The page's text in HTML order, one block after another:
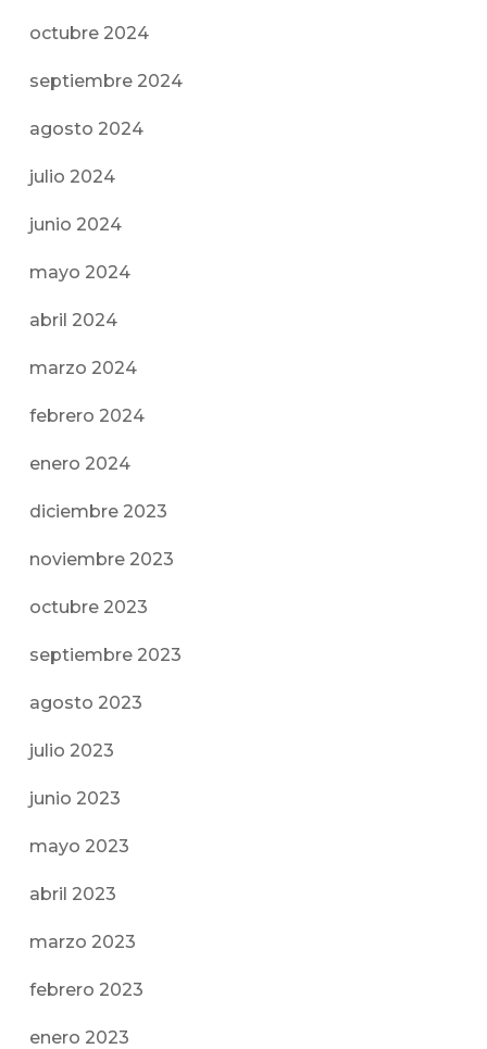
octubre 2024
septiembre 2024
agosto 2024
julio 2024
junio 2024
mayo 2024
abril 2024
marzo 2024
febrero 2024
enero 2024
diciembre 2023
noviembre 2023
octubre 2023
septiembre 2023
agosto 2023
julio 2023
junio 2023
mayo 2023
abril 2023
marzo 2023
febrero 2023
enero 2023